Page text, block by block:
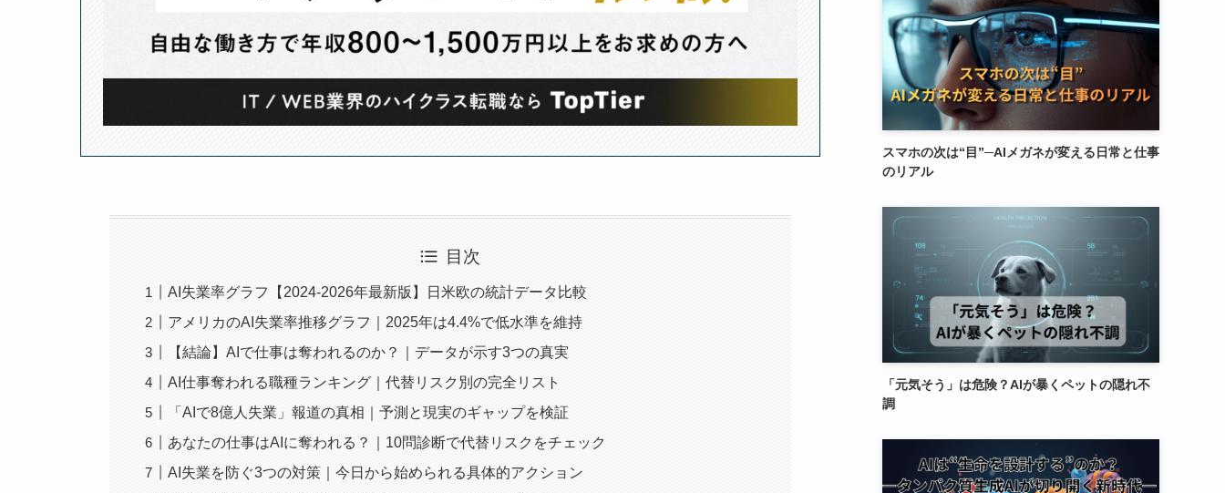
目次
AI失業率グラフ【2024-2026年最新版】日米欧の統計データ比較
アメリカのAI失業率推移グラフ｜2025年は4.4%で低水準を維持
【結論】AIで仕事は奪われるのか？｜データが示す3つの真実
AI仕事奪われる職種ランキング｜代替リスク別の完全リスト
「AIで8億人失業」報道の真相｜予測と現実のギャップを検証
あなたの仕事はAIに奪われる？｜10問診断で代替リスクをチェック
AI失業を防ぐ3つの対策｜今日から始められる具体的アクション
スマホの次は“目”─AIメガネが変える日常と仕事
のリアル
「元気そう」は危険？AIが暴くペットの隠れ不
調